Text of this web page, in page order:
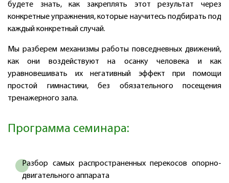
будете знать, как закреплять этот результат через
конкретные упражнения, которые научитесь подбирать под
каждый конкретный случай.
Мы разберем механизмы работы повседневных движений,
как они воздействуют на осанку человека и как
уравновешивать их негативный эффект при помощи
простой гимнастики, без обязательного посещения
тренажерного зала.
Программа семинара:
Разбор самых распространенных перекосов опорно-
двигательного аппарата